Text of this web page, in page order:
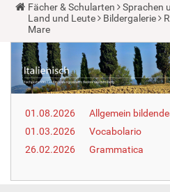
Y
o
u
a
r
e
h
e
r
:
Fächer & Schularten Sprachen
Land und Leute
Bildergalerie
Mare
01.08.2026
Allgemein
01.03.2026
Vocabolario
26.02.2026
Grammatica